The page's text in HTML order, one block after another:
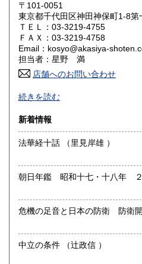
奈良県 1,620円
鳥取県 1,780円
岡山県 1,780円
山口県
1,780円
佐賀県 2,020円
熊本県 2,020円
2,020円
〒101-0051
東京都千代田区神田神保町1-8第
ＴＥＬ：03-3219-4755
ＦＡＸ：03-3219-4758
Email：kosyo@akasiya-
担当者：星野 満
店舗へのお問い合わせ
日本唯一の将棋と囲碁の専門店！
〇事務所営業（店舗は御座いま
最寄駅：-
営業時間：11:00～18:00
書籍の買取について
続きを読む
新着情報
法華経十話 （里見岸雄 ）
朝日年鑑 昭和十七・十八年
中立の条件 （辻政信 ）